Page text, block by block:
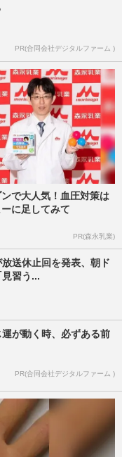
PR(合同会社デジタルファーム )
で大人気！血圧対策は
に足してみて
PR(森永乳業)
送休止回を発表、朝ド
習う...
運が動く時、必ずある前
PR(合同会社デジタルファーム )